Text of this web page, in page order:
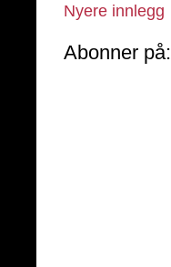
Nyere innlegg
Abonner på: